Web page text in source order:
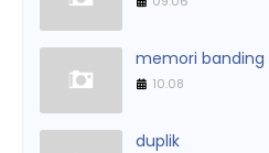
memori banding
10.08
duplik